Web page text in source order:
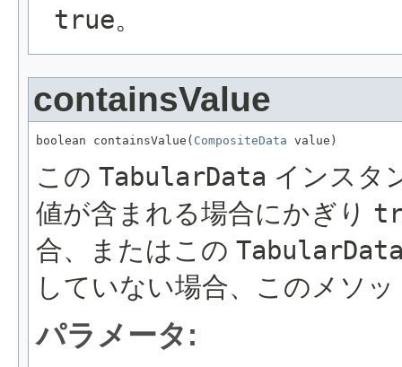
true。
containsValue
boolean containsValue( CompositeData value)
この TabularData インスタ
値が含まれる場合にかぎり
合、またはこの
していない場合、このメソ
パラメータ: